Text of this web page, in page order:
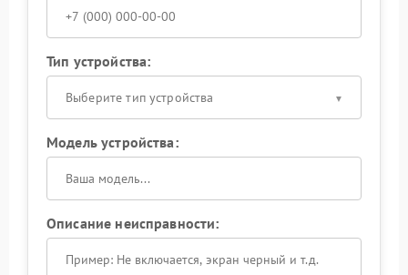
Тип устройства:
Выберите тип устройства
Модель устройства:
Описание неисправности: